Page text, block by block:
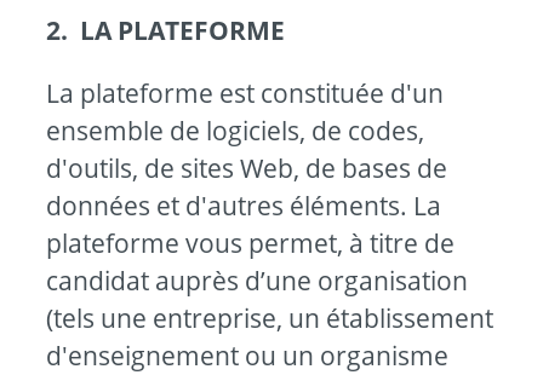
2. LA PLATEFORME
La plateforme est constituée d'un
ensemble de logiciels, de codes,
d'outils, de sites Web, de bases de
données et d'autres éléments. La
plateforme vous permet, à titre de
candidat auprès d’une organisation
(tels une entreprise, un établissement
d'enseignement ou un organisme